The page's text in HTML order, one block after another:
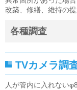
改築、修繕、維持の
各種調査
TVカメラ調
人が管内に入れない